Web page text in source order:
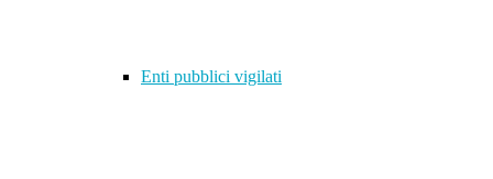
Enti pubblici vigilati